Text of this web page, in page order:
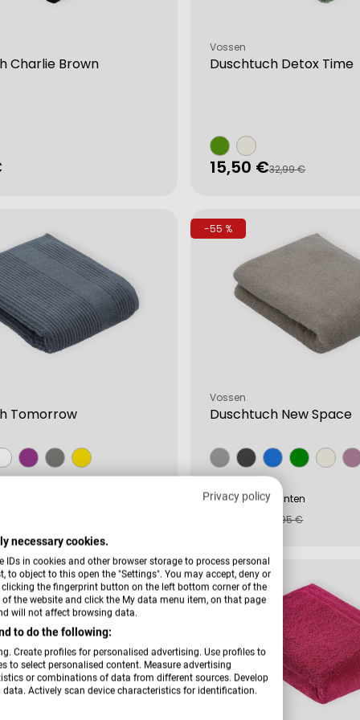
Privacy policy
necessary cookies.
in cookies and other browser storage to process personal
object to this open the "Settings". You may accept, deny or
the fingerprint button on the left bottom corner of the
the website and click the My data menu item, on that page
will not affect browsing data.
to do the following:
Create profiles for personalised advertising. Use profiles to
to select personalised content. Measure advertising
or combinations of data from different sources. Develop
Actively scan device characteristics for identification.
Charlie Brown Duschtuch Detox Time
Verkäufer:
Vossen
Verkaufspreis
15,50 €
Regulärer
32,99 €
Tomorrow
-55 %
Duschtuch New Space
Verkäufer:
Vossen
+ Weitere Varianten
Verkaufspreis
Regulärer
37,95 €
-8 %